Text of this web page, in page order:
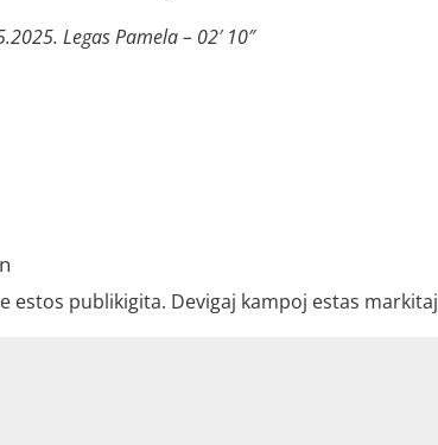
Legas Pamela – 02′ 10″
estos publikigita. Devigaj kampoj estas